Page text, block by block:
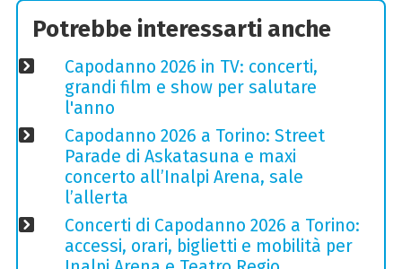
Potrebbe interessarti anche
Capodanno 2026 in TV: concerti,
grandi film e show per salutare
l'anno
Capodanno 2026 a Torino: Street
Parade di Askatasuna e maxi
concerto all’Inalpi Arena, sale
l’allerta
Concerti di Capodanno 2026 a Torino:
accessi, orari, biglietti e mobilità per